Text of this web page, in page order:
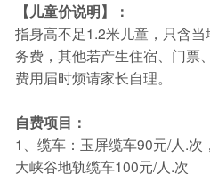
【儿童价说明】：
指身高不足1.2米儿童，只含
务费，其他若产生住宿、门票
费用届时烦请家长自理。
自费项目：
1、缆车：玉屏缆车90元/人.
大峡谷地轨缆车100元/人.次